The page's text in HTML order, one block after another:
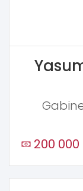
200 000